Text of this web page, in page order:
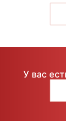
У вас